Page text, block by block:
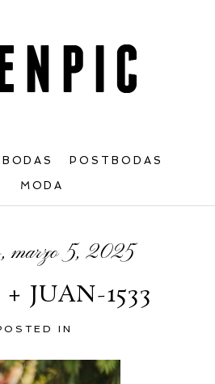
POSTBODAS
MODA
marzo 5, 2025
JUAN-1533
IN